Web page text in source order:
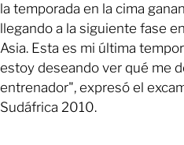
la temporada en la cima
llegando a la siguiente fase
Asia. Esta es mi última
estoy deseando ver qué me
entrenador", expresó el
Sudáfrica 2010.